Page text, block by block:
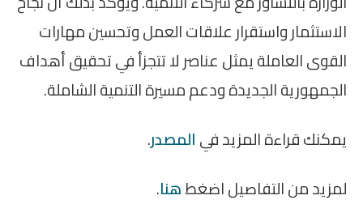
الاستثمار واستقرار علاقات العمل وتحسين مهارات
القوى العاملة يمثل عناصر لا تتجزأ في تحقيق أهداف
الجمهورية الجديدة ودعم مسيرة التنمية الشاملة.
يمكنك قراءة المزيد فيالمصدر.
لمزيد من التفاصيل اضغطهنا.